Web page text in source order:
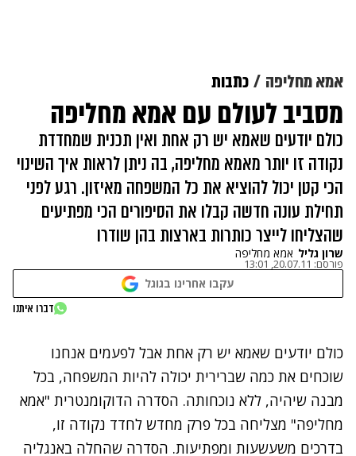
אמא מחליפה כתבות
מסביב לעולם עם אמא מחליפה
כולם יודעים שאמא יש רק אחת ואין תכנית שמחדדת
נקודה זו יותר מאמא מחליפה, בה ניתן לראות איך השינוי
הכי קטן יכול להוציא את כל המשפחה מאיזון. רגע לפני
תחילת עונה חדשה קבלו את הסיפורים הכי מפתיעים
שהצליחו לייצר כותרות בארצות בהן שודרו
שרון גליל אמא מחליפה
פורסם: 20.07.11, 13:01
עקבו אחרינו בגוגל
דברו איתנו
כולם יודעים שאמא יש רק אחת אבל לפעמים אנחנו
שוכחים את כמה שברירית יכולה להיות המשפחה, בכל
מבנה שיהיה, ללא נוכחותה. הסדרה הדוקומנטרית "אמא
מחליפה" מצליחה בכל פרק מחדש לחדד נקודה זו,
בדרכים משעשעות ומפתיעות. הסדרה שהחלה באנגליה